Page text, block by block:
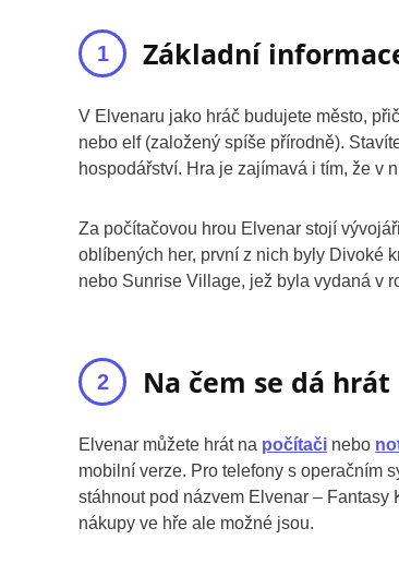
Základní
V Elvenaru jako hráč budujete město,
nebo elf (založený spíše přírodně).
hospodářství. Hra je zajímavá i tím, že v
Za počítačovou hrou Elvenar stojí
oblíbených her, první z nich byly Divoké
nebo Sunrise Village, jež byla vydaná v
Na čem se dá hrát
Elvenar můžete hrát na počítači nebo
mobilní verze. Pro telefony s operačním
stáhnout pod názvem Elvenar – Fantasy
nákupy ve hře ale možné jsou.